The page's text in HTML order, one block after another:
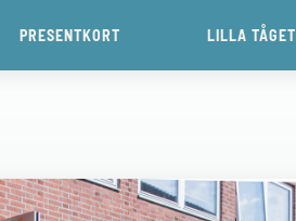
PRESENTKORT LILLA TÅGET